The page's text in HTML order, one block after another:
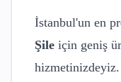
İstanbul'un en
Şile için geniş
hizmetinizdeyiz.